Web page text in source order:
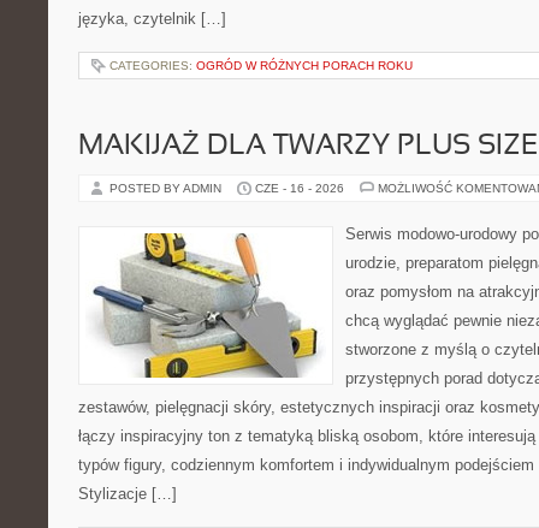
języka, czytelnik […]
CATEGORIES: OGRÓD W RÓŻNYCH PORACH ROKU
MAKIJAŻ DLA TWARZY PLUS SIZE
POSTED BY ADMIN CZE - 16 - 2026 MOŻLIWOŚĆ
Serwis modowo-urodowy
urodzie, preparatom
oraz pomysłom na
chcą wyglądać pewnie
stworzone z myślą o
przystępnych porad
zestawów, pielęgnacji skóry, estetycznych inspiracji oraz
łączy inspiracyjny ton z tematyką bliską osobom, które
typów figury, codziennym komfortem i indywidualnym
Stylizacje […]